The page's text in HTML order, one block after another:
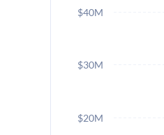
$20M
$30M
$40M